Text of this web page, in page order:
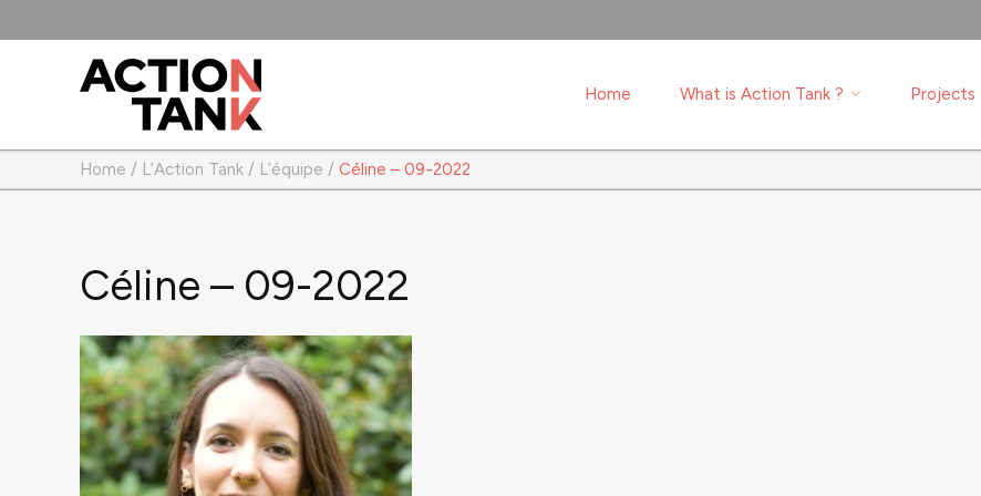
Home What is Action Tank ? Projects
Home / L’Action Tank / L’équipe / Céline – 09-2022
Céline – 09-2022